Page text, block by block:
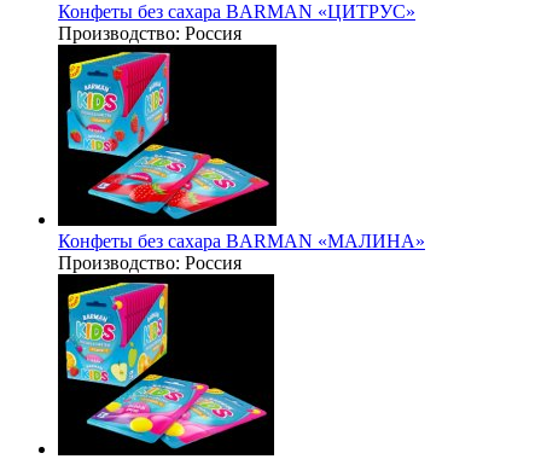
Конфеты без сахара BARMAN «ЦИТРУС»
Производство: Россия
Конфеты без сахара BARMAN «МАЛИНА»
Производство: Россия